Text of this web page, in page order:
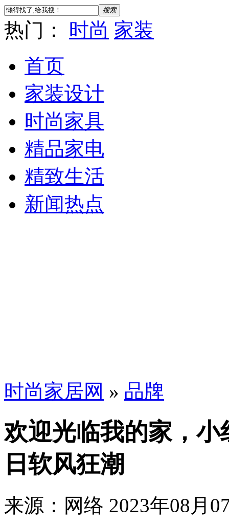
搜索
热门： 时尚 家装
首页
家装设计
时尚家具
精品家电
精致生活
新闻热点
时尚家居网 » 品牌
欢迎光临我的家，
日软风狂潮
来源：网络 2023年08月